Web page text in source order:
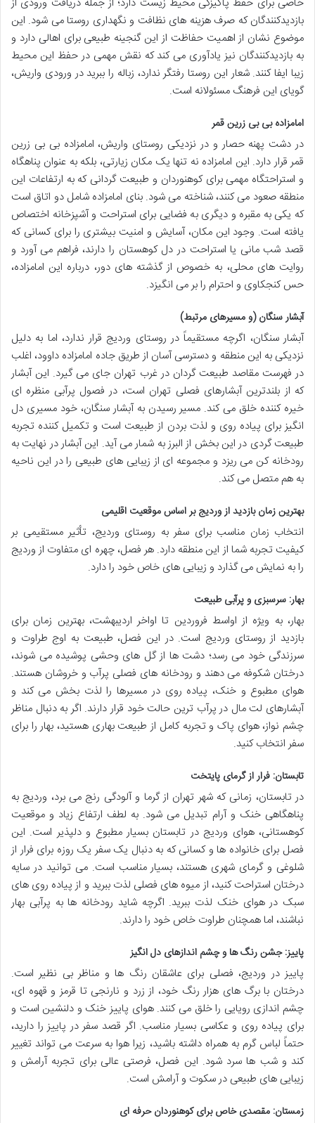
بازدیدکنندگان که صرف هزینه های نظافت و نگهداری روستا می شود. این
موضوع نشان از اهمیت حفاظت از این گنجینه طبیعی برای اهالی دارد و
به بازدیدکنندگان نیز یادآوری می کند که نقش مهمی در حفظ این محیط
زیبا ایفا کنند. شعار این روستا رفتگر ندارد، زباله را ببرید در ورودی واریش،
گویای این فرهنگ مسئولانه است.
امامزاده بی بی زرین قمر
در دشت پهنه حصار و در نزدیکی روستای واریش، امامزاده بی بی زرین
قمر قرار دارد. این امامزاده نه تنها یک مکان زیارتی، بلکه به عنوان پناهگاه
و استراحتگاه مهمی برای کوهنوردان و طبیعت گردانی که به ارتفاعات این
منطقه صعود می کنند، شناخته می شود. بنای امامزاده شامل دو اتاق است
که یکی به مقبره و دیگری به فضایی برای استراحت و آشپزخانه اختصاص
یافته است. وجود این مکان، آسایش و امنیت بیشتری را برای کسانی که
قصد شب مانی یا استراحت در دل کوهستان را دارند، فراهم می آورد و
روایت های محلی، به خصوص از گذشته های دور، درباره این امامزاده،
حس کنجکاوی و احترام را بر می انگیزد.
آبشار سنگان (و مسیرهای مرتبط)
آبشار سنگان، اگرچه مستقیماً در روستای وردیج قرار ندارد، اما به دلیل
نزدیکی به این منطقه و دسترسی آسان از طریق جاده امامزاده داوود، اغلب
در فهرست مقاصد طبیعت گردان در غرب تهران جای می گیرد. این آبشار
که از بلندترین آبشارهای فصلی تهران است، در فصول پرآبی منظره ای
خیره کننده خلق می کند. مسیر رسیدن به آبشار سنگان، خود مسیری دل
انگیز برای پیاده روی و لذت بردن از طبیعت است و تکمیل کننده تجربه
طبیعت گردی در این بخش از البرز به شمار می آید. این آبشار در نهایت به
رودخانه کن می ریزد و مجموعه ای از زیبایی های طبیعی را در این ناحیه
به هم متصل می کند.
بهترین زمان بازدید از وردیج بر اساس موقعیت اقلیمی
انتخاب زمان مناسب برای سفر به روستای وردیج، تأثیر مستقیمی بر
کیفیت تجربه شما از این منطقه دارد. هر فصل، چهره ای متفاوت از وردیج
را به نمایش می گذارد و زیبایی های خاص خود را دارد.
بهار: سرسبزی و پرآبی طبیعت
بهار، به ویژه از اواسط فروردین تا اواخر اردیبهشت، بهترین زمان برای
بازدید از روستای وردیج است. در این فصل، طبیعت به اوج طراوت و
سرزندگی خود می رسد؛ دشت ها از گل های وحشی پوشیده می شوند،
درختان شکوفه می دهند و رودخانه های فصلی پرآب و خروشان هستند.
هوای مطبوع و خنک، پیاده روی در مسیرها را لذت بخش می کند و
آبشارهای لت مال در پرآب ترین حالت خود قرار دارند. اگر به دنبال مناظر
چشم نواز، هوای پاک و تجربه کامل از طبیعت بهاری هستید، بهار را برای
سفر انتخاب کنید.
تابستان: فرار از گرمای پایتخت
در تابستان، زمانی که شهر تهران از گرما و آلودگی رنج می برد، وردیج به
پناهگاهی خنک و آرام تبدیل می شود. به لطف ارتفاع زیاد و موقعیت
کوهستانی، هوای وردیج در تابستان بسیار مطبوع و دلپذیر است. این
فصل برای خانواده ها و کسانی که به دنبال یک سفر یک روزه برای فرار از
شلوغی و گرمای شهری هستند، بسیار مناسب است. می توانید در سایه
درختان استراحت کنید، از میوه های فصلی لذت ببرید و از پیاده روی های
سبک در هوای خنک لذت ببرید. اگرچه شاید رودخانه ها به پرآبی بهار
نباشند، اما همچنان طراوت خاص خود را دارند.
پاییز: جشن رنگ ها و چشم اندازهای دل انگیز
پاییز در وردیج، فصلی برای عاشقان رنگ ها و مناظر بی نظیر است.
درختان با برگ های هزار رنگ خود، از زرد و نارنجی تا قرمز و قهوه ای،
چشم اندازی رویایی را خلق می کنند. هوای پاییز خنک و دلنشین است و
برای پیاده روی و عکاسی بسیار مناسب. اگر قصد سفر در پاییز را دارید،
حتماً لباس گرم به همراه داشته باشید، زیرا هوا به سرعت می تواند تغییر
کند و شب ها سرد شود. این فصل، فرصتی عالی برای تجربه آرامش و
زیبایی های طبیعی در سکوت و آرامش است.
زمستان: مقصدی خاص برای کوهنوردان حرفه ای